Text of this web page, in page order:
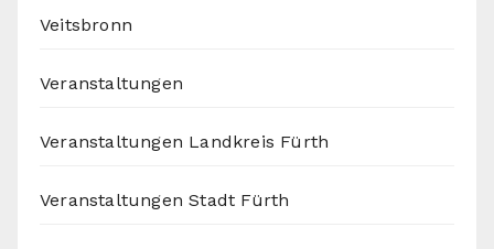
Veitsbronn
Veranstaltungen
Veranstaltungen Landkreis Fürth
Veranstaltungen Stadt Fürth